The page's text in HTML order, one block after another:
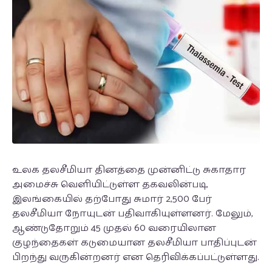
உலக தலசீமியா தினத்தை முன்னிட்டு சுகாதார
அமைச்சு வெளியிட்டுள்ள தகவலின்படி,
இலங்கையில் தற்போது சுமார் 2,500 பேர்
தலசீமியா நோயுடன் பதிவாகியுள்ளனர். மேலும்,
ஆண்டுதோறும் 45 முதல் 60 வரையிலான
குழந்தைகள் கடுமையான தலசீமியா பாதிப்புடன்
பிறந்து வருகின்றனர் என தெரிவிக்கப்பட்டுள்ளது.